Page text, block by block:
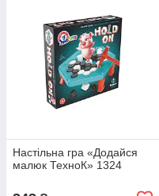
Настільна гра «Додайся
малюк ТехноК» 1324